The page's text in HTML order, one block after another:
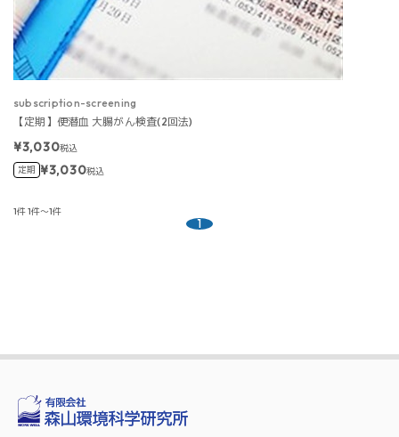
subscription-screening
【定期】便潜血 大腸がん検査(2回法)
¥3,030税込
定期 ¥3,030税込
1件1件～1件
1